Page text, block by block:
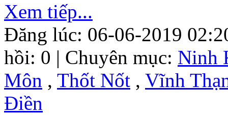
Xem tiếp...
Đăng lúc: 06-06-2019
hồi: 0 | Chuyên mục: Ninh
Môn , Thốt Nốt , Vĩnh
Điền